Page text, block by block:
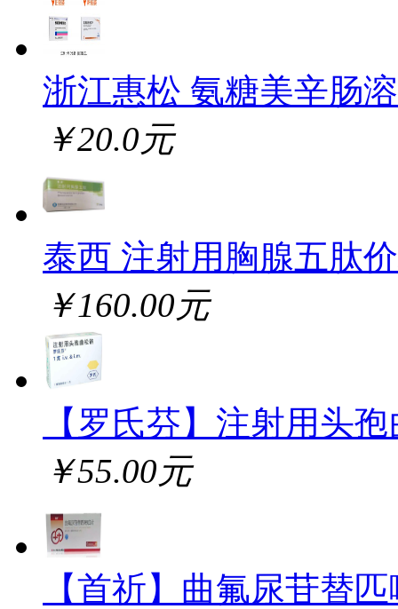
浙江惠松 氨糖美辛肠
￥20.0元
泰西 注射用胸腺五肽
￥160.00元
【罗氏芬】注射用头
￥55.00元
【首祈】曲氟尿苷替